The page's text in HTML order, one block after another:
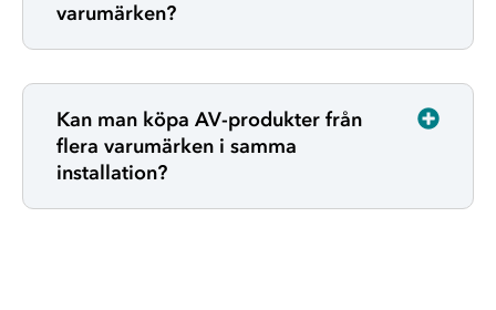
varumärken?
Kan man köpa AV-produkter från
flera varumärken i samma
installation?